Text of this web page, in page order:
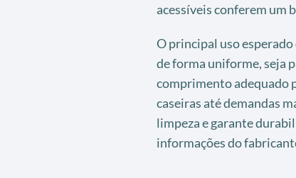
acessíveis conferem um
O principal uso esperado
de forma uniforme, seja
comprimento adequado
caseiras até demandas
limpeza e garante
informações do